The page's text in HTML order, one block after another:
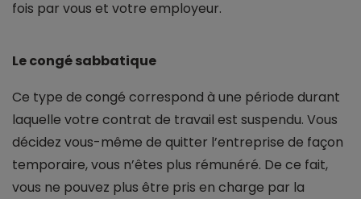
fois par vous et votre employeur.
Le congé sabbatique
Ce type de congé correspond à une période durant
laquelle votre contrat de travail est suspendu. Vous
décidez vous-même de quitter l’entreprise de façon
temporaire, vous n’êtes plus rémunéré. De ce fait,
vous ne pouvez plus être pris en charge par la